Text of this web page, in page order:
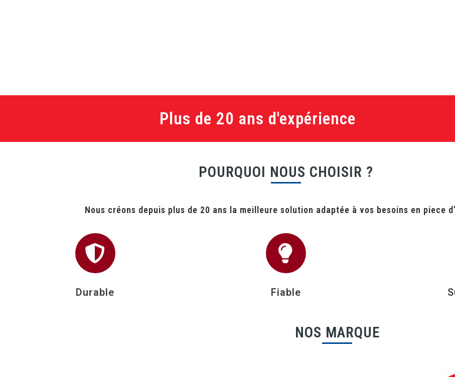
Plus de 20 ans d'expérience
POURQUOI NOUS CHOISIR ?
Nous créons depuis plus de 20 ans la meilleure solution adaptée à vos besoins en piece
Durable Fiable
NOS MARQUE